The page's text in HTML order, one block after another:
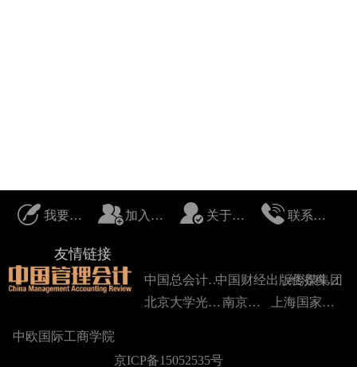
我要投稿 加入我们 关于我们 联系我们
友情链接
中国总会计师协会中国财经出版传媒集团
经济科学出版社
中欧国际工商学院
北京大学光华管理学院 南京大学 上海国家会计学院
京ICP备15052535号